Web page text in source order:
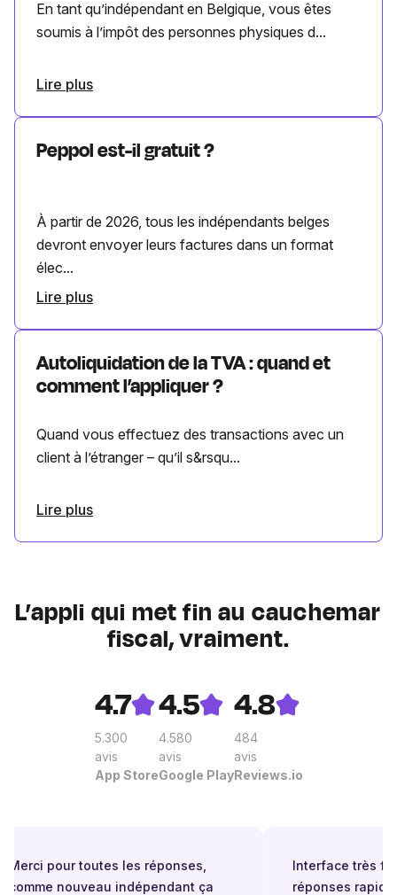
En tant qu’indépendant en Belgique, vous êtes
soumis à l’impôt des personnes physiques d...
Lire plus
Peppol est-il gratuit ?
À partir de 2026, tous les indépendants belges
devront envoyer leurs factures dans un format
élec...
Lire plus
Autoliquidation de la TVA : quand et
comment l’appliquer ?
Quand vous effectuez des transactions avec un
client à l’étranger – qu’il s&rsqu...
Lire plus
L’appli qui met fin au cauchemar
fiscal, vraiment.
4.7
5.300
avis
App Store
4.5
4.580
avis
Google Play
4.8
484
avis
Reviews.io
Merci pour toutes les réponses,
comme nouveau indépendant ça
Interface très
réponses